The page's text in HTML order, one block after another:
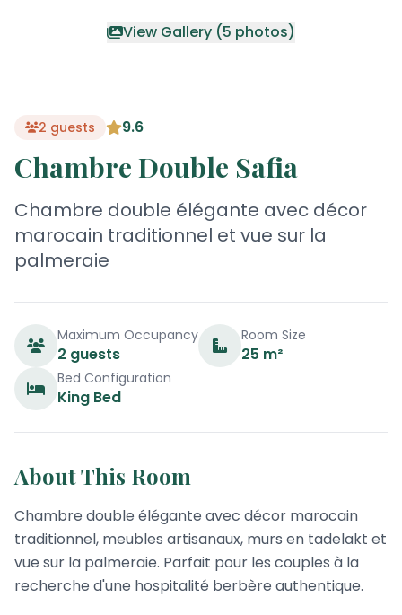
View Gallery (5 photos)
2 guests 9.6
Chambre Double Safia
Chambre double élégante avec décor
marocain traditionnel et vue sur la
palmeraie
Maximum Occupancy
2 guests
Room Size
25 m²
Bed Configuration
King Bed
About This Room
Chambre double élégante avec décor marocain
traditionnel, meubles artisanaux, murs en tadelakt et
vue sur la palmeraie. Parfait pour les couples à la
recherche d'une hospitalité berbère authentique.